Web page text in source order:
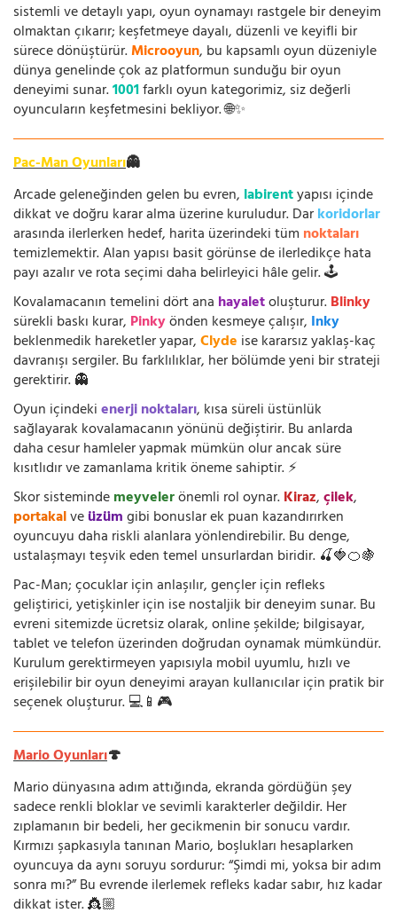
sistemli ve detaylı yapı, oyun oynamayı rastgele bir deneyim
olmaktan çıkarır; keşfetmeye dayalı, düzenli ve keyifli bir
sürece dönüştürür.Microoyun, bu kapsamlı oyun düzeniyle
dünya genelinde çok az platformun sunduğu bir oyun
deneyimi sunar.1001farklı oyun kategorimiz, siz değerli
oyuncuların keşfetmesini bekliyor. 🌐✨
Pac-Man Oyunları👻
Arcade geleneğinden gelen bu evren, labirentyapısı içinde
dikkat ve doğru karar alma üzerine kuruludur. Darkoridorlar
arasında ilerlerken hedef, harita üzerindeki tüm noktaları
temizlemektir. Alan yapısı basit görünse de ilerledikçe hata
payı azalır ve rota seçimi daha belirleyici hâle gelir. 🕹️
Kovalamacanın temelini dört ana hayaletoluşturur.Blinky
sürekli baskı kurar, Pinkyönden kesmeye çalışır, Inky
beklenmedik hareketler yapar,Clyde ise kararsız yaklaş-kaç
davranışı sergiler. Bu farklılıklar, her bölümde yeni bir strateji
gerektirir. 👻
Oyun içindekienerji noktaları, kısa süreli üstünlük
sağlayarak kovalamacanın yönünü değiştirir. Bu anlarda
daha cesur hamleler yapmak mümkün olur ancak süre
kısıtlıdır ve zamanlama kritik öneme sahiptir. ⚡
Skor sistemindemeyvelerönemli rol oynar.Kiraz,çilek,
portakalveüzümgibi bonuslar ek puan kazandırırken
oyuncuyu daha riskli alanlara yönlendirebilir. Bu denge,
ustalaşmayı teşvik eden temel unsurlardan biridir. 🍒🍓🍊🍇
Pac-Man; çocuklar için anlaşılır, gençler için refleks
geliştirici, yetişkinler için ise nostaljik bir deneyim sunar. Bu
evreni sitemizde ücretsiz olarak, online şekilde; bilgisayar,
tablet ve telefon üzerinden doğrudan oynamak mümkündür.
Kurulum gerektirmeyen yapısıyla mobil uyumlu, hızlı ve
erişilebilir bir oyun deneyimi arayan kullanıcılar için pratik bir
seçenek oluşturur. 💻📱🎮
Mario Oyunları🍄
Mario dünyasına adım attığında, ekranda gördüğün şey
sadece renkli bloklar ve sevimli karakterler değildir. Her
zıplamanın bir bedeli, her gecikmenin bir sonucu vardır.
Kırmızı şapkasıyla tanınan Mario, boşlukları hesaplarken
oyuncuya da aynı soruyu sordurur: “Şimdi mi, yoksa bir adım
sonra mı?” Bu evrende ilerlemek refleks kadar sabır, hız kadar
dikkat ister. 👸🏼